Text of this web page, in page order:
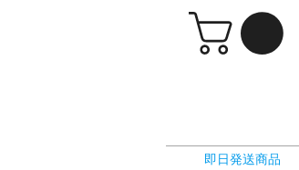
即日発送商品